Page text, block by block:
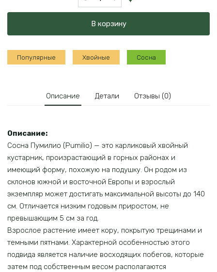
товара
Пумилио
(горная)
В корзину
Популярные Хвойные Сосна
Описание Детали Отзывы (0)
Описание:
Сосна Пумилио (Pumilio) — это карликовый хвойный
кустарник, произрастающий в горных районах и
имеющий форму, похожую на подушку. Он родом из
склонов южной и восточной Европы и взрослый
экземпляр может достигать максимальной высоты до 140
см. Отличается низким годовым приростом, не
превышающим 5 см за год.
Взрослое растение имеет кору, покрытую трещинами и
темными пятнами. Характерной особенностью этого
подвида является наличие восходящих побегов, которые
затем под собственным весом располагаются